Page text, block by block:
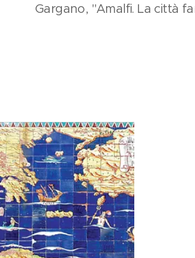
Gargano, "Amalfi. La città